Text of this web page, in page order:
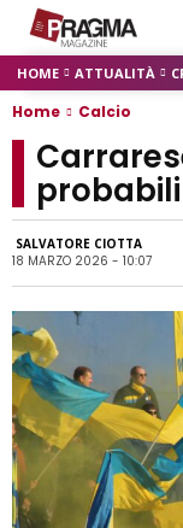
HOME ATTUALITÀ
Home Calcio
SALVATORE CIOTTA
18 MARZO 2026 - 10:07